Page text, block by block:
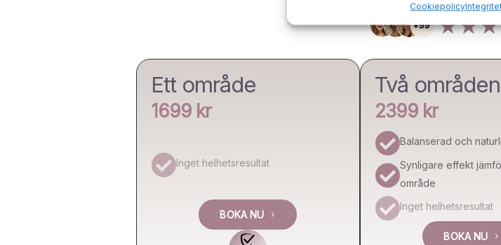
Cookiepolicy
Ett område
1699 kr
Inget helhetsresultat
BOKA NU
Två områden
2399 kr
Balanserad och
Synligare effekt
område
Inget helhetsresultat
BOKA NU